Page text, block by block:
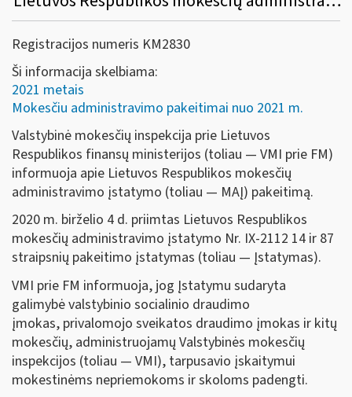
Registracijos numeris KM2830
Ši informacija skelbiama:
2021 metais
Mokesčiu administravimo pakeitimai nuo 2021 m.
Valstybinė mokesčių inspekcija prie Lietuvos
Respublikos finansų ministerijos (toliau — VMI prie FM)
informuoja apie Lietuvos Respublikos mokesčių
administravimo įstatymo (toliau — MAĮ) pakeitimą.
2020 m. birželio 4 d. priimtas Lietuvos Respublikos
mokesčių administravimo įstatymo Nr. IX-2112 14 ir 87
straipsnių pakeitimo įstatymas (toliau — Įstatymas).
VMI prie FM informuoja, jog Įstatymu sudaryta
galimybė valstybinio socialinio draudimo
įmokas, privalomojo sveikatos draudimo įmokas ir kitų
mokesčių, administruojamų Valstybinės mokesčių
inspekcijos (toliau — VMI), tarpusavio įskaitymui
mokestinėms nepriemokoms ir skoloms padengti.